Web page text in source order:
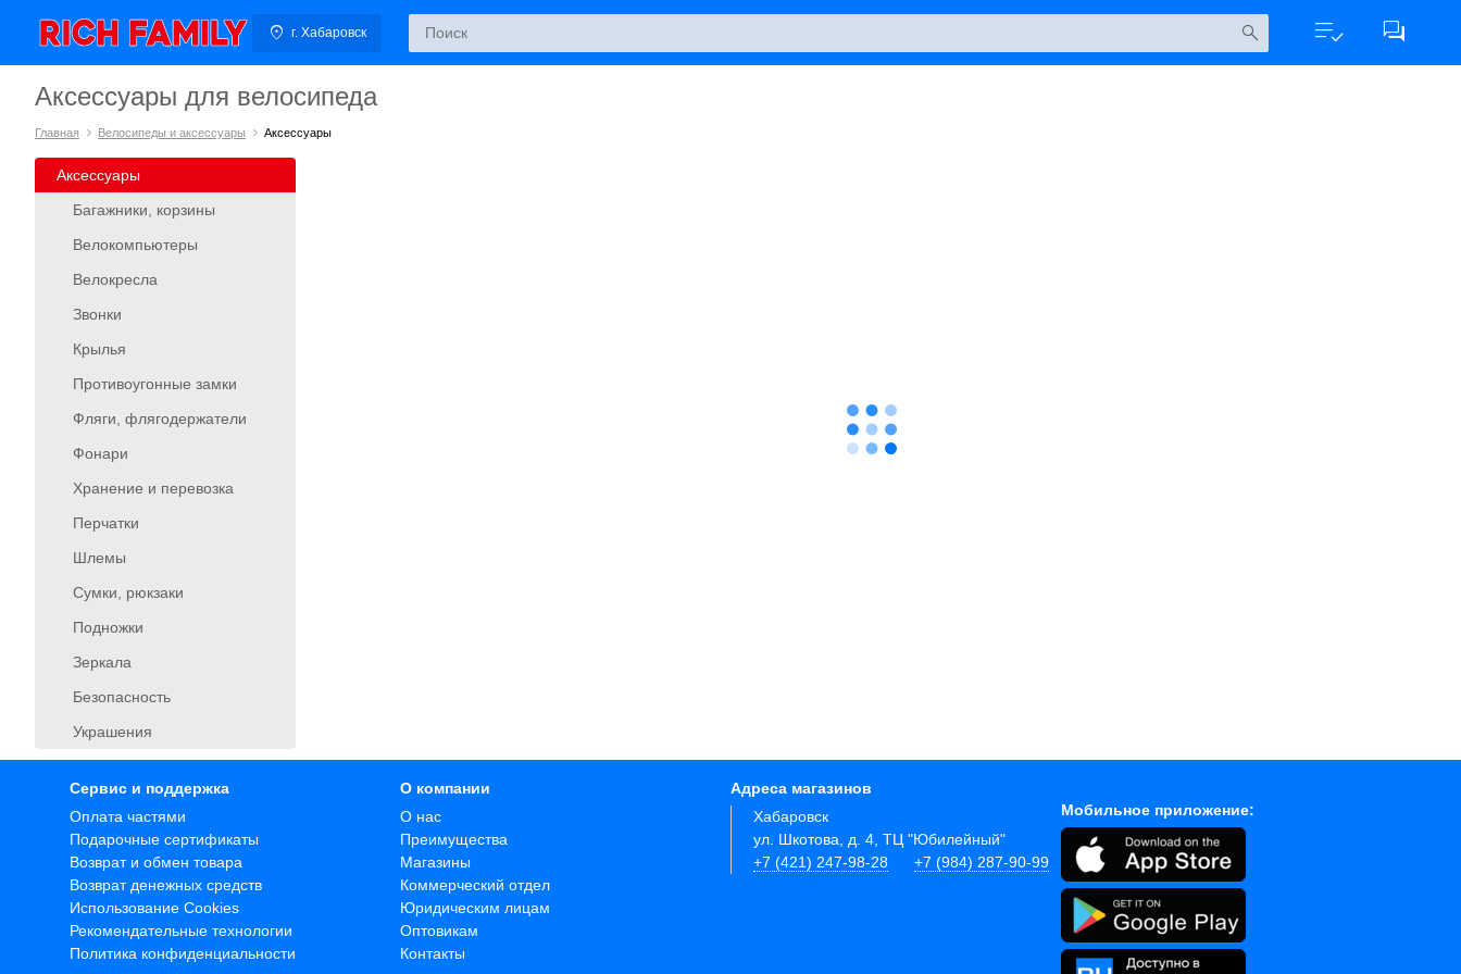
г. Хабаровск
Аксессуары для велосипеда
Главная Велосипеды и аксессуары Аксессуары
Аксессуары
Багажники, корзины
Велокомпьютеры
Велокресла
Звонки
Крылья
Противоугонные замки
Фляги, флягодержатели
Фонари
Хранение и перевозка
Перчатки
Шлемы
Сумки, рюкзаки
Подножки
Зеркала
Безопасность
Украшения
Сервис и поддержка
Оплата частями
Подарочные сертификаты
Возврат и обмен товара
Возврат денежных средств
Использование Cookies
Рекомендательные технологии
Политика конфиденциальности
О компании
О нас
Преимущества
Магазины
Коммерческий отдел
Юридическим лицам
Оптовикам
Контакты
Адреса магазинов
Хабаровск
ул. Шкотова, д. 4, ТЦ "Юбилейный"
+7 (421) 247-98-28
+7 (984) 287-90-99
Мобильное приложение: